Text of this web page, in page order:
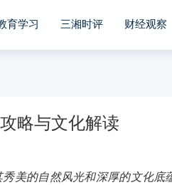
育学习 三湘时评 财经观察
略与文化解读
美的自然风光和深厚的文化底